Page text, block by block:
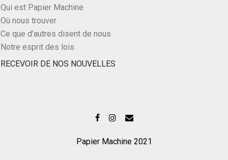
Qui est Papier Machine
Où nous trouver
Ce que d’autres disent de nous
Notre esprit des lois
RECEVOIR DE NOS NOUVELLES
Papier Machine 2021